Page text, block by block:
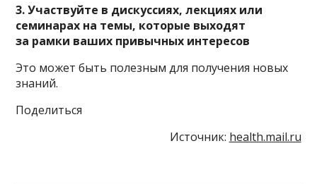
3. Участвуйте в дискуссиях, лекциях или
семинарах на темы, которые выходят
за рамки ваших привычных интересов
Это может быть полезным для получения новых
знаний.
Поделиться
Источник: health.mail.ru